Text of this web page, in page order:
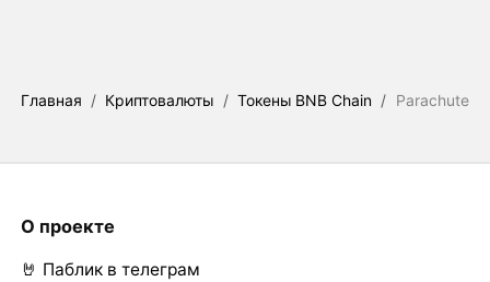
Главная / Криптовалюты / Токены BNB Chain / Parachute
О проекте
🤘 Паблик в телеграм